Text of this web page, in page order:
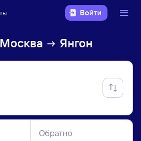
Войти
Москва Янгон
Обратно